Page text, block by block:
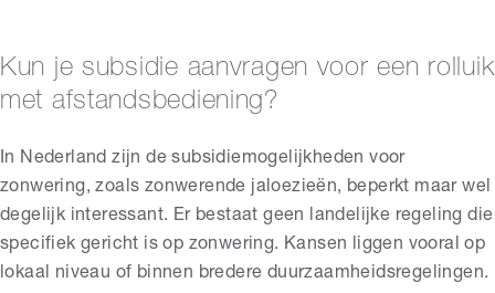
Kun je subsidie aanvragen voor een rolluik
met afstandsbediening?
In Nederland zijn de subsidiemogelijkheden voor
zonwering, zoals zonwerende jaloezieën, beperkt maar wel
degelijk interessant. Er bestaat geen landelijke regeling die
specifiek gericht is op zonwering. Kansen liggen vooral op
lokaal niveau of binnen bredere duurzaamheidsregelingen.